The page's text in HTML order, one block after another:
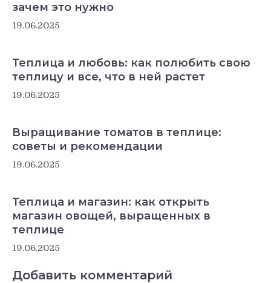
зачем это нужно
19.06.2025
Теплица и любовь: как полюбить свою
теплицу и все, что в ней растет
19.06.2025
Выращивание томатов в теплице:
советы и рекомендации
19.06.2025
Теплица и магазин: как открыть
магазин овощей, выращенных в
теплице
19.06.2025
Добавить комментарий